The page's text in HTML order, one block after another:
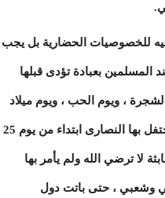
فيه للخصوصيات الحضارية بل يجب
المسلمين بعبادة تؤدى قبلها
، ويوم الحب ، ويوم ميلاد
فلان أو علان ، ونحن في هذه الأيام نمر بذكرى ميلاد المسيح عيسى بن مريم والتي يحتفل بها النصارى ابتداء من يوم 25
لا ترضي الله ولم يأمر بها
وشعبي ، حتى باتت دول